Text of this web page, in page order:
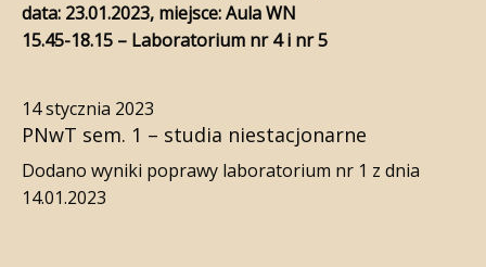
data: 23.01.2023, miejsce: Aula WN
15.45-18.15 – Laboratorium nr 4 i nr 5
14 stycznia 2023
PNwT sem. 1 – studia niestacjonarne
Dodano wyniki poprawy laboratorium nr 1 z dnia
14.01.2023